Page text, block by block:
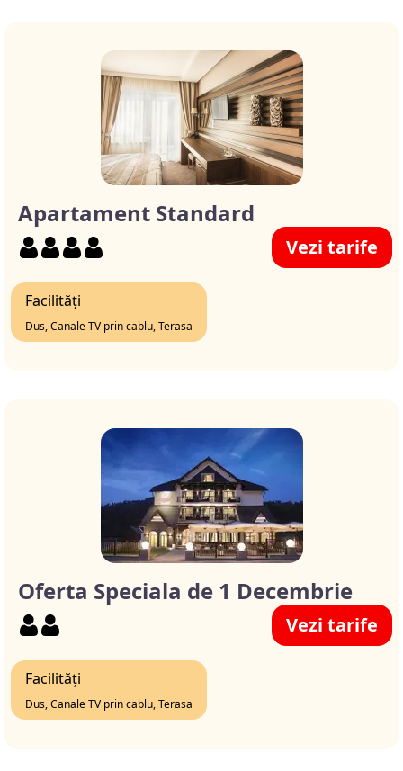
Apartament Standard
Vezi tarife
Facilități
Dus, Canale TV prin cablu, Terasa
Oferta Speciala de 1 Decembrie
Vezi tarife
Facilități
Dus, Canale TV prin cablu, Terasa